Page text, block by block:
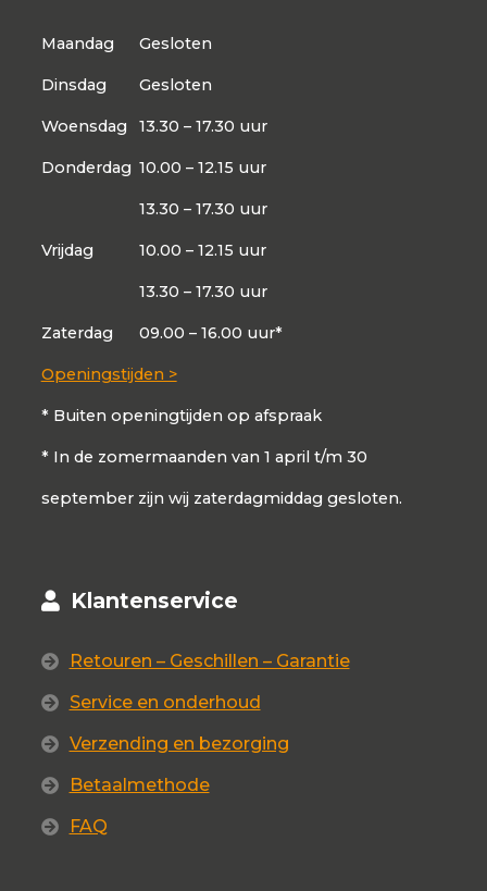
Maandag Gesloten
Dinsdag Gesloten
Woensdag 13.30 – 17.30 uur
Donderdag 10.00 – 12.15 uur
13.30 – 17.30 uur
Vrijdag 10.00 – 12.15 uur
13.30 – 17.30 uur
Zaterdag 09.00 – 16.00 uur*
Openingstijden >
* Buiten openingtijden op afspraak
* In de zomermaanden van 1 april t/m 30
september zijn wij zaterdagmiddag gesloten.
Klantenservice
Retouren – Geschillen – Garantie
Service en onderhoud
Verzending en bezorging
Betaalmethode
FAQ